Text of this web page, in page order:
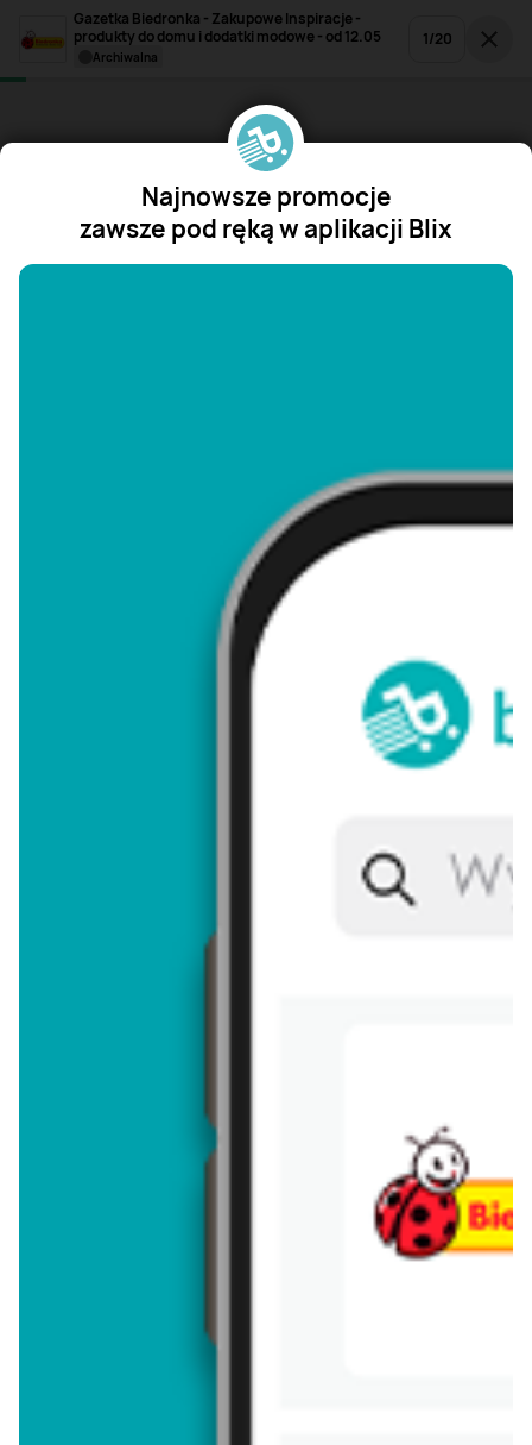
Gazetka Biedronka - Zakupowe Inspiracje -
produkty do domu i dodatki modowe - od 12.05
archiwalna
1/20
Najnowsze promocje
zawsze pod ręką w aplikacji Blix
"/>